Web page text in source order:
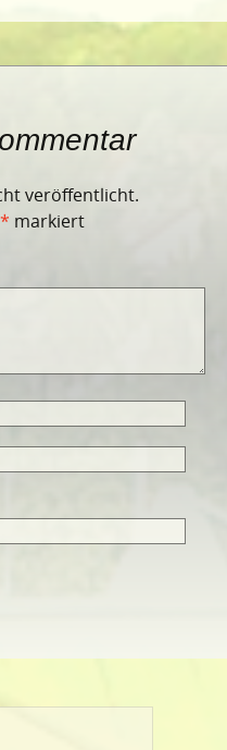
veröffentlicht.
* markiert